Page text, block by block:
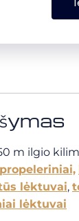
m ilgio
lėktuvai,
lėktuvai